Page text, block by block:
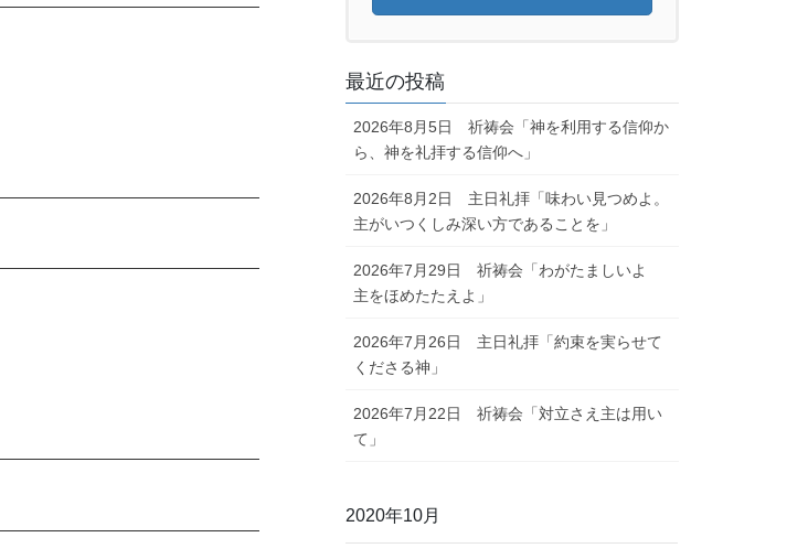
最近の投稿
2026年8月5日 祈祷会「神を利用する信仰か
ら、神を礼拝する信仰へ」
2026年8月2日 主日礼拝「味わい見つめよ。
主がいつくしみ深い方であることを」
2026年7月29日 祈祷会「わがたましいよ
主をほめたたえよ」
2026年7月26日 主日礼拝「約束を実らせて
くださる神」
2026年7月22日 祈祷会「対立さえ主は用い
て」
2020年10月